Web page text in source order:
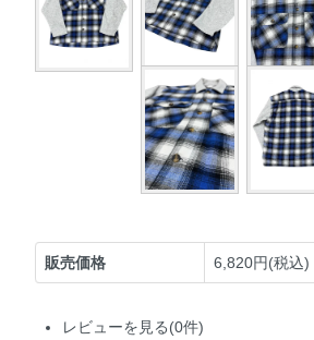
販売価格 6,820円(税込)
レビューを見る(0件)